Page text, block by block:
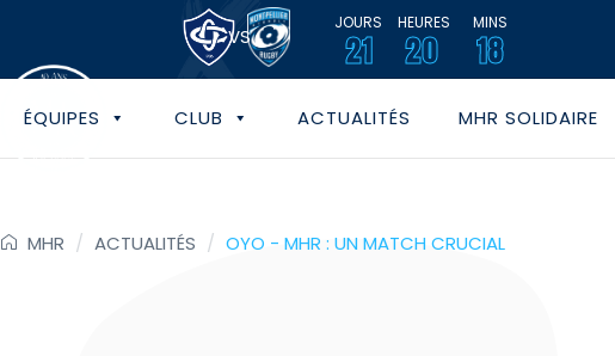
VS
JOURS
21
HEURES
20
MINS
18
ÉQUIPES CLUB ACTUALITÉS MHR SOLIDAIRE
MHR / ACTUALITÉS / OYO - MHR : UN MATCH CRUCIAL